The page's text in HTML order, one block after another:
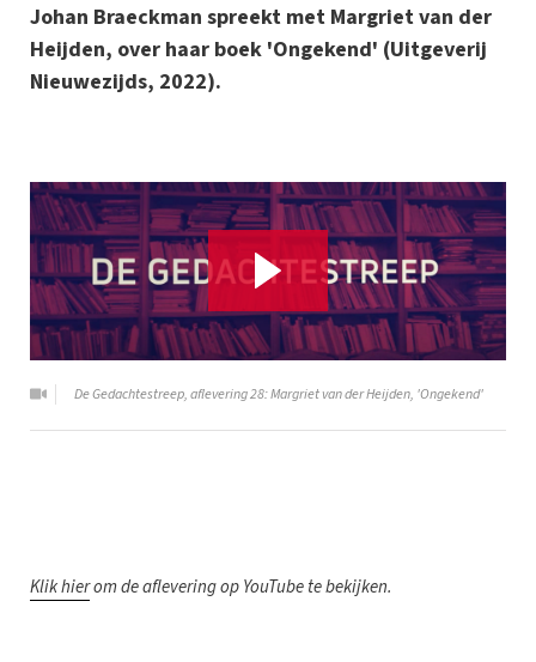
Johan Braeckman spreekt met Margriet van der
Heijden, over haar boek 'Ongekend' (Uitgeverij
Nieuwezijds, 2022).
De Gedachtestreep, aflevering 28: Margriet van der Heijden, 'Ongekend'
Klik hierom de aflevering op YouTube te bekijken.